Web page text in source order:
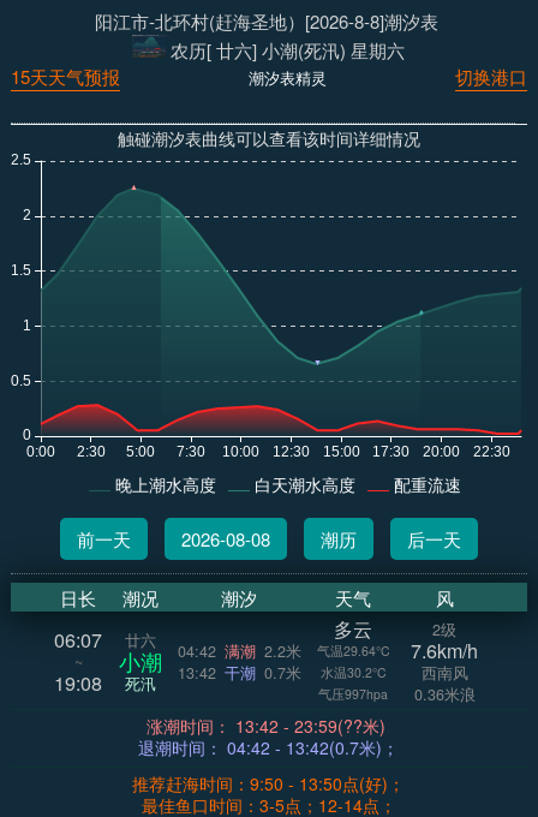
阳江市-北环村(赶海圣地）[2026-8-8]潮汐表
农历[ 廿六] 小潮(死汛) 星期六
切换港口
潮汐表精灵
15天天气预报
触碰潮汐表曲线可以查看该时间详细情况
晚上潮水高度 白天潮水高度 配重流速
前一天 2026-08-08 潮历 后一天
日长 潮况 潮汐 天气 风
06:07
~
19:08
廿六
小潮
死汛
04:42 满潮 2.2米
13:42 干潮 0.7米
多云
气温29.64°C
水温30.2°C
气压997hpa
2级
7.6km/h
西南风
0.36米浪
涨潮时间： 13:42 - 23:59(??米)
退潮时间： 04:42 - 13:42(0.7米)；
推荐赶海时间：9:50 - 13:50点(好)；
最佳鱼口时间：3-5点；12-14点；